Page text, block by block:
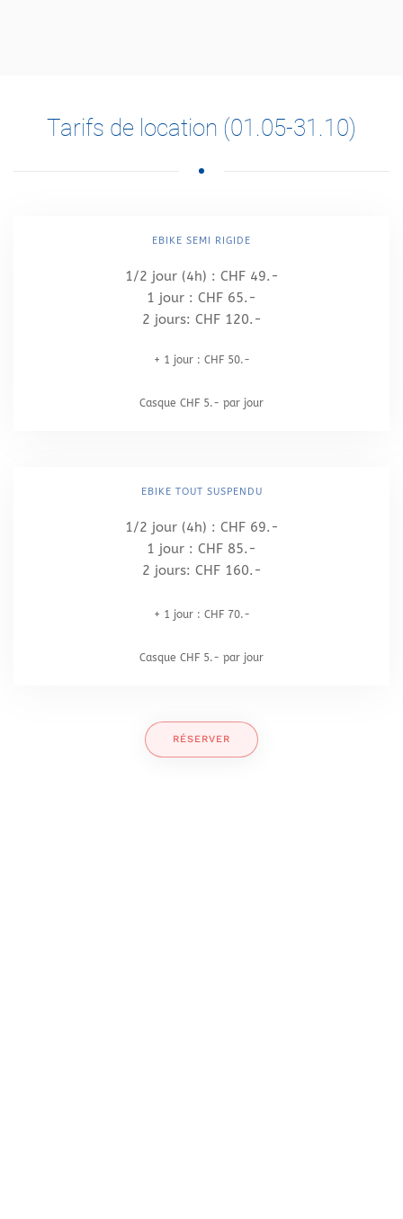
Tarifs de location (01.05-31.10)
EBIKE SEMI RIGIDE
1/2 jour (4h) : CHF 49.-
1 jour : CHF 65.-
2 jours: CHF 120.-
+ 1 jour : CHF 50.-
Casque CHF 5.- par jour
EBIKE TOUT SUSPENDU
1/2 jour (4h) : CHF 69.-
1 jour : CHF 85.-
2 jours: CHF 160.-
+ 1 jour : CHF 70.-
Casque CHF 5.- par jour
RÉSERVER